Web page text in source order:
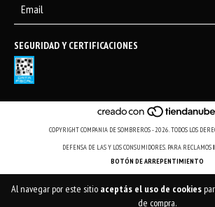
Al navegar por este sitio aceptás el uso de cookies
de compra.
SEGURIDAD Y CERTIFICACIONES
COPYRIGHT COMPANIA DE SOMBREROS - 2026. TODOS LOS
DEFENSA DE LAS Y LOS CONSUMIDORES. PARA RECLAMOS
BOTÓN DE ARREPENTIMIENTO